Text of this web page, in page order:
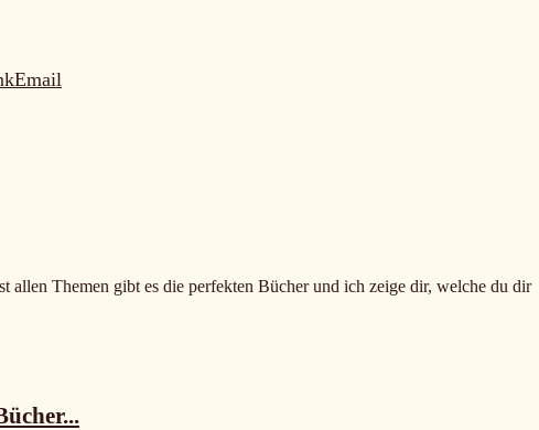
Email
allen Themen gibt es die perfekten Bücher und ich zeige dir, welche du dir